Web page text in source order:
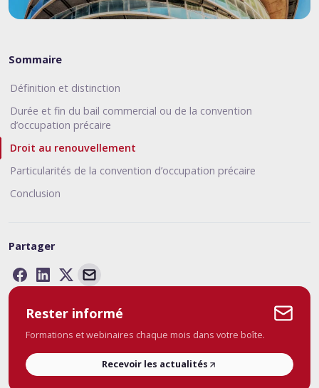
Sommaire
Définition et distinction
Durée et fin du bail commercial ou de la convention
d’occupation précaire
Droit au renouvellement
Particularités de la convention d’occupation précaire
Conclusion
Partager
Rester informé
Formations et webinaires chaque mois dans votre boîte.
Recevoir les actualités